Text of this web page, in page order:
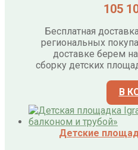
105
Бесплатная
региональных
доставке берем
сборку детских
В
Детские